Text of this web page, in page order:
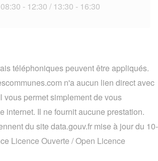
- 12:30 / 13:30 - 16:30
téléphoniques peuvent être appliqués.
n'a aucun lien direct avec
vous permet simplement de vous
internet. Il ne fournit aucune prestation.
du site data.gouv.fr mise à jour du 10-
Licence Ouverte / Open Licence